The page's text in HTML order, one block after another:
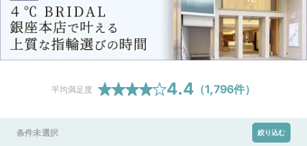
平均満足度 4.4 （1,796件）
条件未選択 絞り込む